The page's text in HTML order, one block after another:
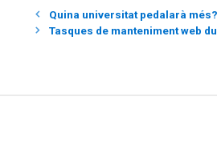
Quina universitat pedalarà
Tasques de manteniment web